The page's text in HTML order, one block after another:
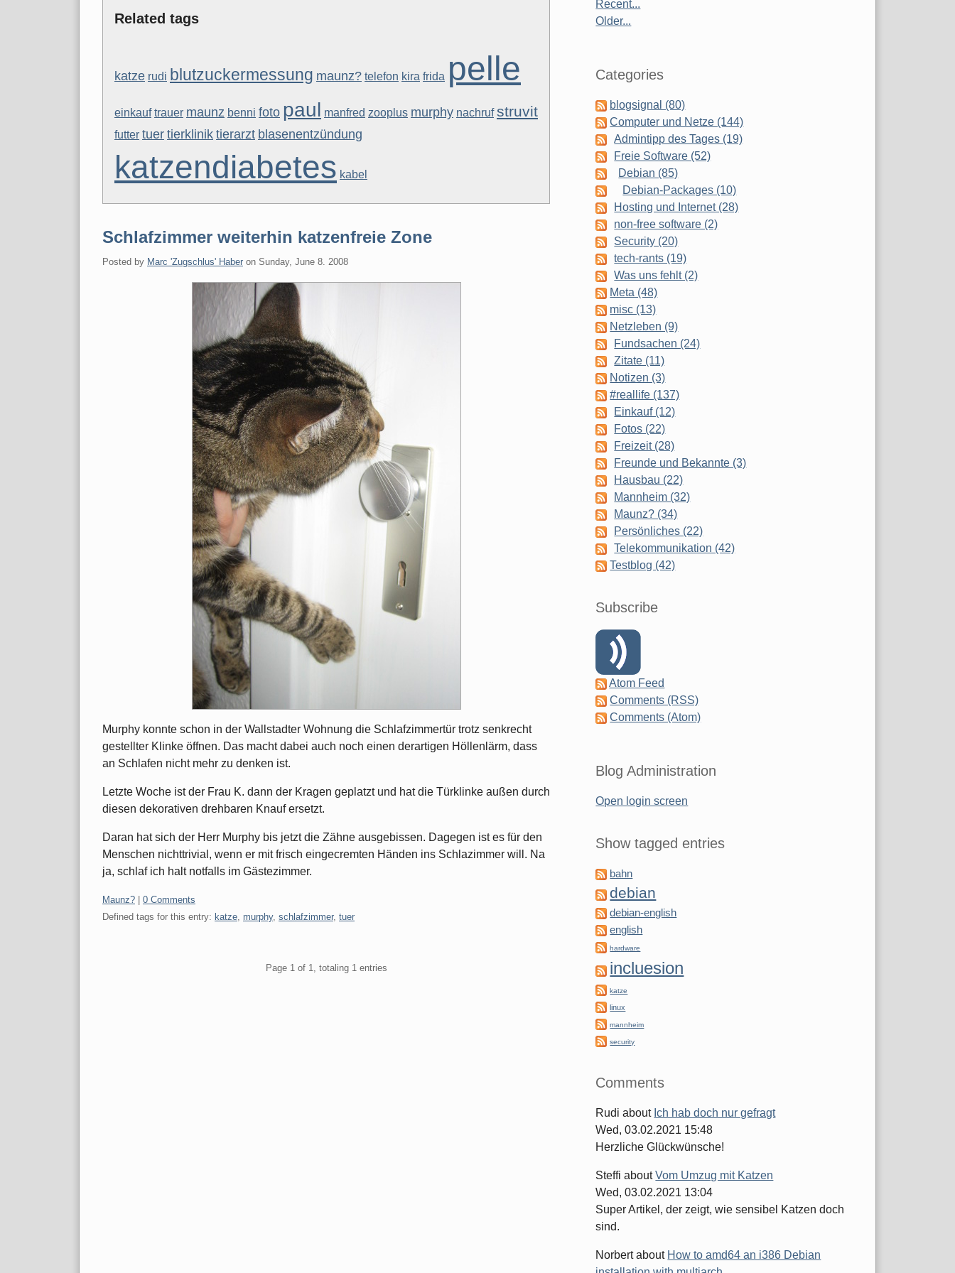
Related tags
katze rudi blutzuckermessung maunz? telefon kira frida pelle
einkauf trauer maunz benni foto paul manfred zooplus murphy nachruf struvit
futter tuertierkliniktierarzt blasenentzündung
katzendiabetes kabel
Schlafzimmer weiterhin katzenfreie Zone
Posted by Marc 'Zugschlus' Haber on Sunday, June 8. 2008
Murphy konnte schon in der Wallstadter Wohnung die Schlafzimmertür trotz senkrecht
gestellter Klinke öffnen. Das macht dabei auch noch einen derartigen Höllenlärm, dass
an Schlafen nicht mehr zu denken ist.
Letzte Woche ist der Frau K. dann der Kragen geplatzt und hat die Türklinke außen durch
diesen dekorativen drehbaren Knauf ersetzt.
Daran hat sich der Herr Murphy bis jetzt die Zähne ausgebissen. Dagegen ist es für den
Menschen nichttrivial, wenn er mit frisch eingecremten Händen ins Schlazimmer will. Na
ja, schlaf ich halt notfalls im Gästezimmer.
Categories:
Maunz?
0 Comments
Defined tags for this entry: katze, murphy, schlafzimmer, tuer
Page 1 of 1, totaling 1 entries
Recent...
Older...
Categories
blogsignal (80)
Computer und Netze (144)
Admintipp des Tages (19)
Freie Software (52)
Debian (85)
Debian-Packages (10)
Hosting und Internet (28)
non-free software (2)
Security (20)
tech-rants (19)
Was uns fehlt (2)
Meta (48)
misc (13)
Netzleben (9)
Fundsachen (24)
Zitate (11)
Notizen (3)
#reallife (137)
Einkauf (12)
Fotos (22)
Freizeit (28)
Freunde und Bekannte (3)
Hausbau (22)
Mannheim (32)
Maunz? (34)
Persönliches (22)
Telekommunikation (42)
Testblog (42)
Subscribe
Atom Feed
Comments (RSS)
Comments (Atom)
Blog Administration
Open login screen
Show tagged entries
bahn
debian
debian-english
english
hardware
incluesion
katze
linux
mannheim
security
Comments
Rudi about Ich hab doch nur gefragt
Wed, 03.02.2021 15:48
Herzliche Glückwünsche!
Steffi aboutVom Umzug mit Katzen
Wed, 03.02.2021 13:04
Super Artikel, der zeigt, wie sensibel Katzen doch
sind.
Norbertabout How to amd64 an i386 Debian